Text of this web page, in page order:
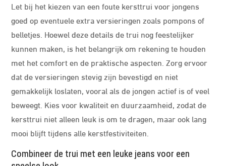
Let bij het kiezen van een foute kersttrui voor jongens
goed op eventuele extra versieringen zoals pompons of
belletjes. Hoewel deze details de trui nog feestelijker
kunnen maken, is het belangrijk om rekening te houden
met het comfort en de praktische aspecten. Zorg ervoor
dat de versieringen stevig zijn bevestigd en niet
gemakkelijk loslaten, vooral als de jongen actief is of veel
beweegt. Kies voor kwaliteit en duurzaamheid, zodat de
kersttrui niet alleen leuk is om te dragen, maar ook lang
mooi blijft tijdens alle kerstfestiviteiten.
Combineer de trui met een leuke jeans voor een